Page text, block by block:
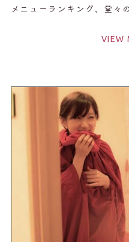
メニューランキング、堂々
VIEW